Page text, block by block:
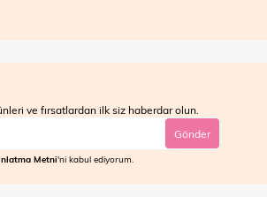
ve fırsatlardan ilk siz haberdar olun.
Gönder
Metni'ni kabul ediyorum.